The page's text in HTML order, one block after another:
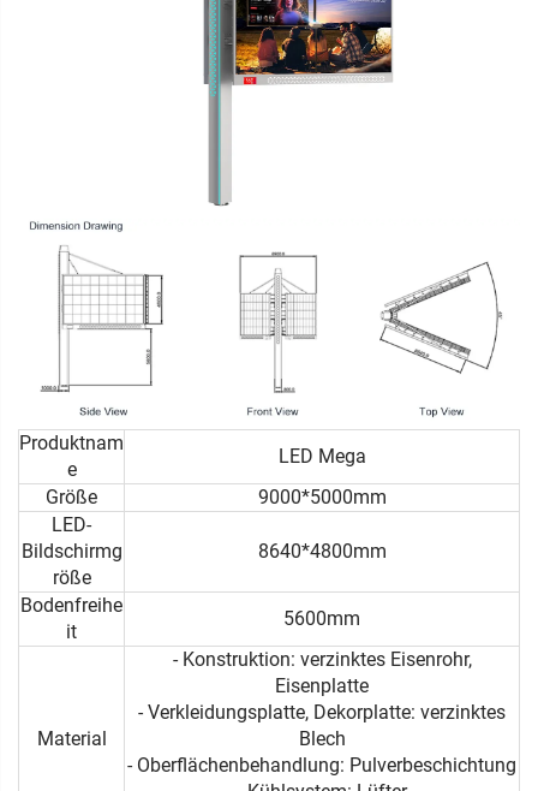
Produktnam
e
LED Mega
Größe
9000*5000mm
LED-
Bildschirmg
röße
8640*4800mm
Bodenfreihe
it
5600mm
Material
- Konstruktion: verzinktes Eisenrohr,
Eisenplatte
- Verkleidungsplatte, Dekorplatte: verzinktes
Blech
- Oberflächenbehandlung: Pulverbeschichtung